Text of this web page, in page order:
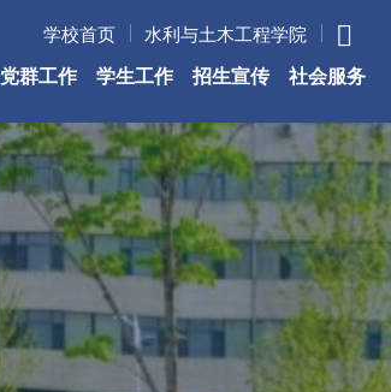
学校首页 水利与土木工程学院
党群工作 学生工作 招生宣传 社会服务